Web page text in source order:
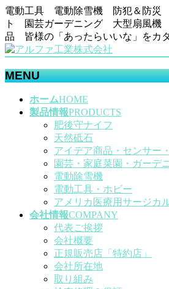
電動工具 電動除雪機 防犯＆防災
ト 園芸ガーデニング 大型扇風
品 皆様の「あったらいいな」をカタ
MENU
ホームHOME
製品情報PRODUCTS
肥後守ナイフ
天然砥石
アイデア商品・センサー
園芸・家庭菜園・ガーデ
電動除雪機
電動工具・ホビー
アメリカ医療用サージカ
会社情報COMPANY
代表ご挨拶
会社概要
正規販売店「特約店」
会社所在地
取り組み